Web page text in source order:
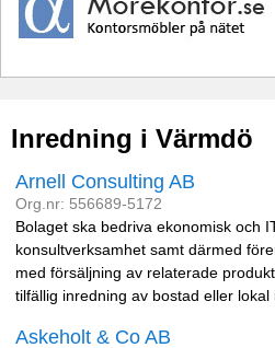
Inredning i Värmdö
Arnell Consulting AB
Org.nr: 556689-5172
Bolaget ska bedriva ekonomisk och
konsultverksamhet samt därmed
med försäljning av relaterade
tilfällig inredning av bostad eller lokal
Askeholt & Co AB